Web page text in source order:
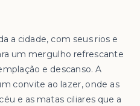
a cidade, com seus rios e
um mergulho refrescante
e descanso. A
convite ao lazer, onde as
e as matas ciliares que a